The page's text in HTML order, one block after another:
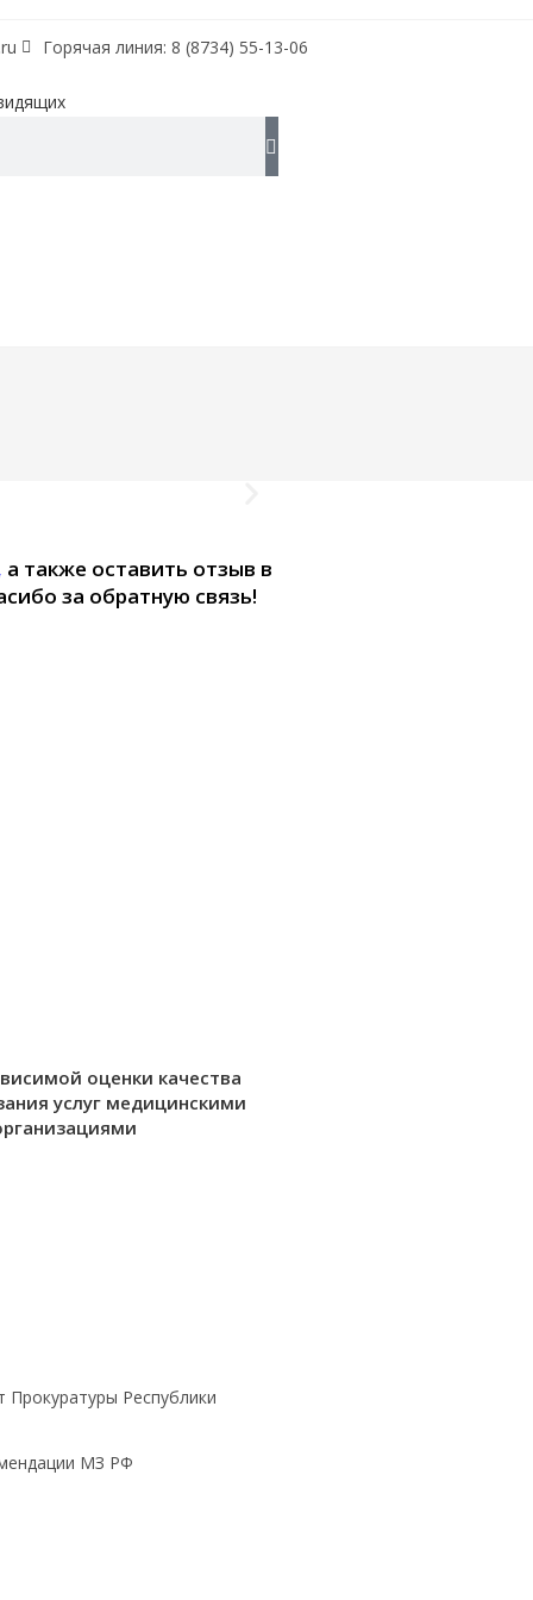
Горячая линия: 8 (8734) 55-13-06
а также оставить отзыв в
за обратную связь!
оценки качества
услуг медицинскими
Республики
МЗ РФ